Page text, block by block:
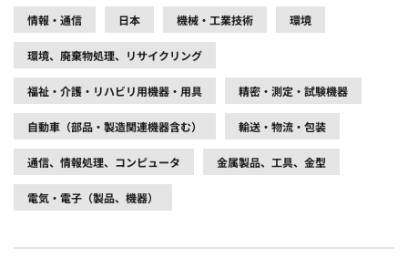
情報・通信 日本 機械・工業技術 環境
環境、廃棄物処理、リサイクリング
福祉・介護・リハビリ用機器・用具 精密・測定・試験機器
自動車（部品・製造関連機器含む） 輸送・物流・包装
通信、情報処理、コンピュータ 金属製品、工具、金型
電気・電子（製品、機器）